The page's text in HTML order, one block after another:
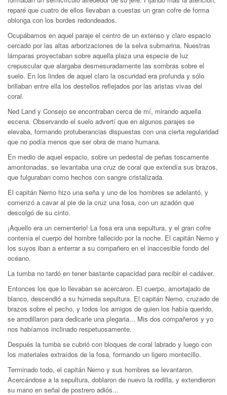
reparé que cuatro de ellos llevaban a cuestas un gran cofre de forma
oblonga con los bordes redondeados.
Ocupábamos en aquel paraje el centro de un extenso y claro espacio
cercado por las altas arborizaciones de la selva submarina. Nuestras
lámparas proyectaban sobre aquella plaza una especie de luz
crepuscular que alargaba desmesuradamente las sombras sobre el
suelo. En los lindes de aquel claro la oscuridad era profunda y sólo
brillaban entre ella los destellos reflejados por las aristas vivas del
coral.
Ned Land y Consejo se encontraban cerca de mí, mirando aquella
escena. Observando el suelo advertí que en algunos parajes se
elevaba, formando protuberancias dispuestas con una cierta regularidad
que no podía menos que ser obra de mano humana.
En medio de aquel espacio, sobre un pedestal de peñas toscamente
amontonadas, se levantaba una cruz de coral que extendía sus brazos,
que fulguraban como hechos con sangre cristalizada.
El capitán Nemo hizo una seña y uno de los hombres se adelantó, y
comenzó a cavar al pie de la cruz una fosa, con un azadón que
descolgó de su cinto.
¡Aquello era un cementerio! La fosa era una sepultura, y el gran cofre
contenía el cuerpo del hombre fallecido por la noche. El capitán Nemo y
los suyos iban a enterrar a su compañero en el inaccesible fondo del
océano.
La tumba no tardó en tener bastante capacidad para recibir el cadáver.
Entonces los que lo llevaban se acercaron. El cuerpo, amortajado de
blanco, descendió a su húmeda sepultura. El capitán Nemo, cruzado de
brazos sobre el pecho, y todos los amigos de quien los había querido,
se arrodillaron para dedicarle una plegaria... Mis dos compañeros y yo
nos habíamos inclinado respetuosamente.
Después la tumba se cubrió con bloques de coral labrado y luego con
los materiales extraídos de la fosa, formando un ligero montecillo.
Terminado todo, el capitán Nemo y sus hombres se levantaron.
Acercándose a la sepultura, doblaron de nuevo la rodilla, y extendieron
su mano en señal de postrero adiós...